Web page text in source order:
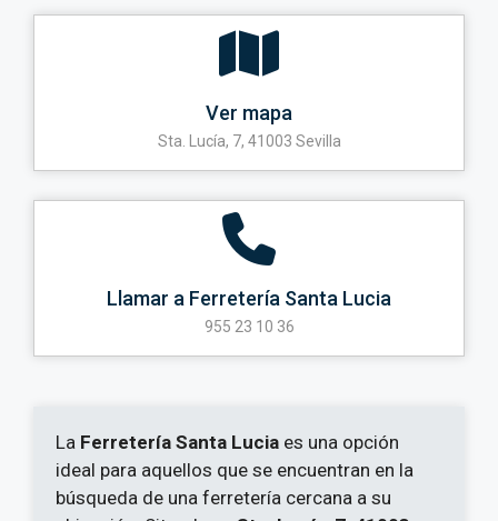
Ver mapa
Sta. Lucía, 7, 41003 Sevilla
Llamar a Ferretería Santa Lucia
955 23 10 36
La Ferretería Santa Lucia es una opción
ideal para aquellos que se encuentran en la
búsqueda de una ferretería cercana a su